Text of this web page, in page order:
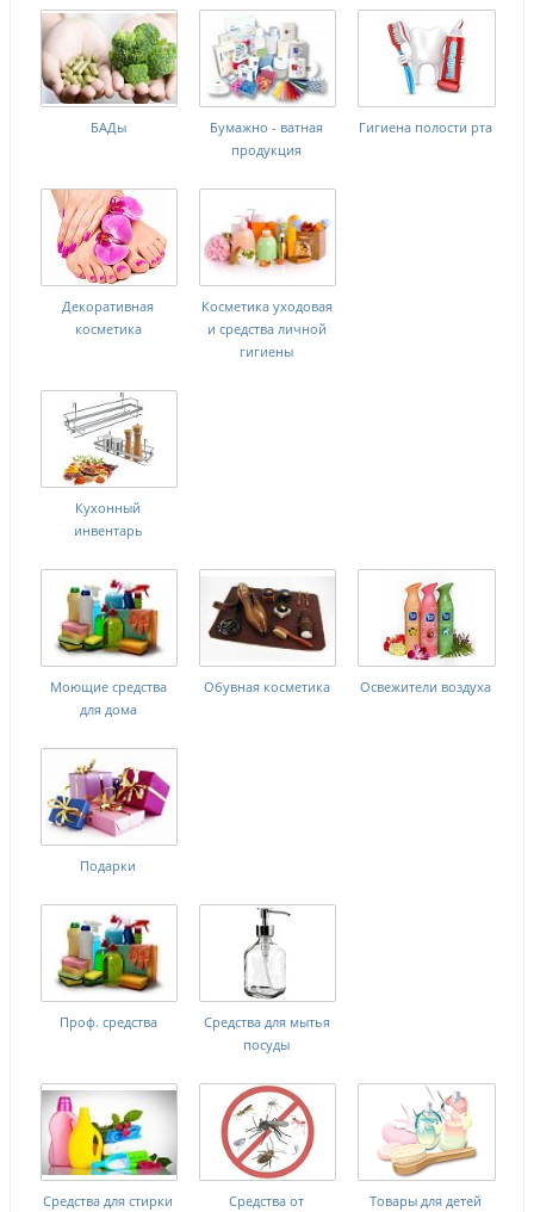
БАДы
Бумажно - ватная
продукция
Гигиена полости рта
Декоративная
косметика
Косметика уходовая
и средства личной
гигиены
Кухонный
инвентарь
Моющие средства
для дома
Обувная косметика Освежители воздуха
Подарки
Проф. средства
Средства для мытья
посуды
Средства для стирки
Средства от
Товары для детей